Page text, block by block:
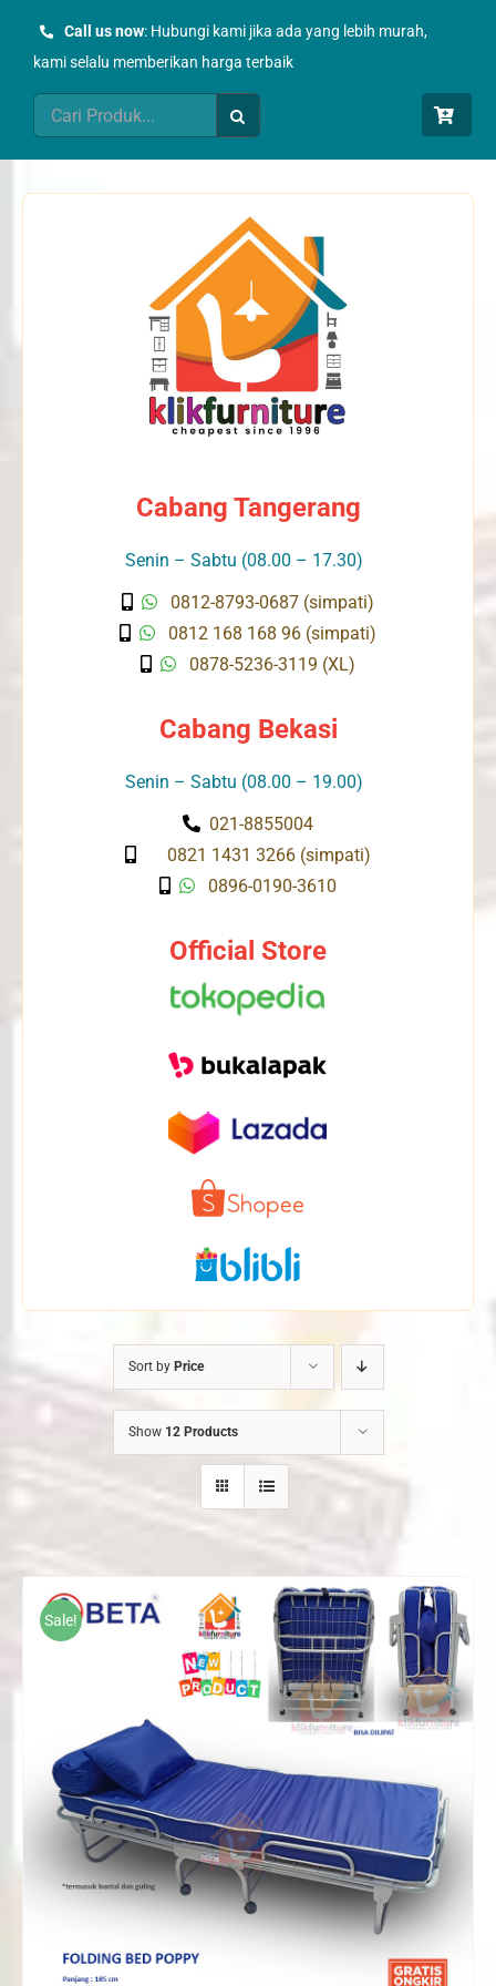
Call us now: Hubungi kami jika ada yang lebih murah,
kami selalu memberikan harga terbaik
Search
for:
Cabang Tangerang
Senin – Sabtu (08.00 – 17.30)
0812-8793-0687 (simpati)
0812 168 168 96 (simpati)
0878-5236-3119 (XL)
Cabang Bekasi
Senin – Sabtu (08.00 – 19.00)
021-8855004
0821 1431 3266 (simpati)
0896-0190-3610
Official Store
Sort by Price
Show 12 Products
Sale!